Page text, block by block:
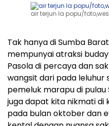
air terjun la popu/
Tak hanya di Sumba
mempunyai atraksi
Pasola di percaya dan
wangsit dari pada leluhur
pemeluk marapu di
juga dapat kita nikmati di
pada bulan oktober dan